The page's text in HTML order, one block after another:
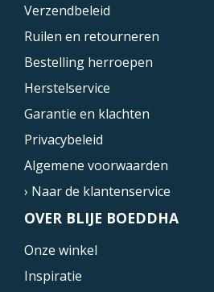
Verzendbeleid
Ruilen en retourneren
Bestelling herroepen
Herstelservice
Garantie en klachten
Privacybeleid
Algemene voorwaarden
› Naar de klantenservice
OVER BLIJE BOEDDHA
Onze winkel
Inspiratie